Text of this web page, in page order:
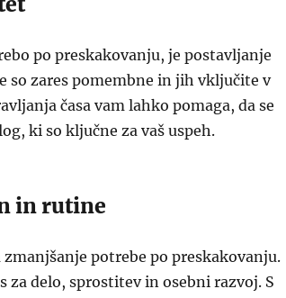
po preskakovanju, je postavljanje
zares pomembne in jih vključite v
časa vam lahko pomaga, da se
ki so ključne za vaš uspeh.
in rutine
potrebe po preskakovanju.
delo, sprostitev in osebni razvoj. S